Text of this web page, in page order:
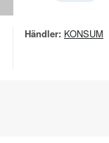
Händler: KONSUM